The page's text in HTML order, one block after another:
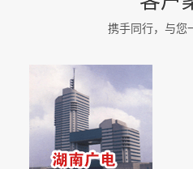
携手同行，与您